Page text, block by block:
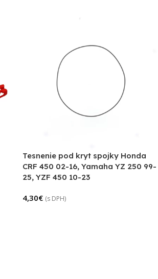
Tesnenie pod kryt spojky Honda
CRF 450 02-16, Yamaha YZ 250 99-
25, YZF 450 10-23
4,30€ (s DPH)